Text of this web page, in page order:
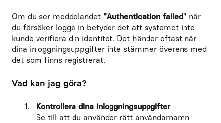
Om du ser meddelandet "Authentication failed" när
du försöker logga in betyder det att systemet inte
kunde verifiera din identitet. Det händer oftast när
dina inloggningsuppgifter inte stämmer överens med
det som finns registrerat.
Vad kan jag göra?
Kontrollera dina inloggningsuppgifter
Se till att du använder rätt användarnamn